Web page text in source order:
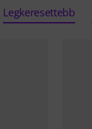
Legkeresettebb